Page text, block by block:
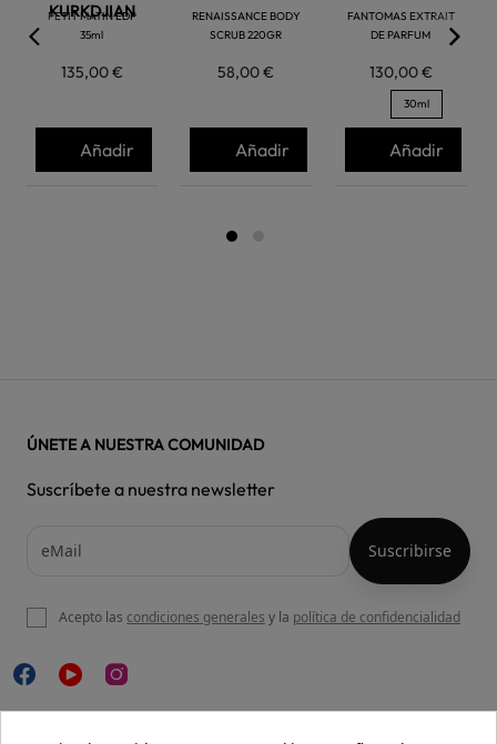
KURKDJIAN
PETIT MATIN EDP
35ml
135,00 €
Añadir
RENAISSANCE BODY
SCRUB 220GR
58,00 €
Añadir
FANTOMAS EXTRAIT
DE PARFUM
130,00 €
30ml
Añadir
ÚNETE A NUESTRA COMUNIDAD
Suscríbete a nuestra newsletter
Acepto las condiciones generales y la política de confidencialidad